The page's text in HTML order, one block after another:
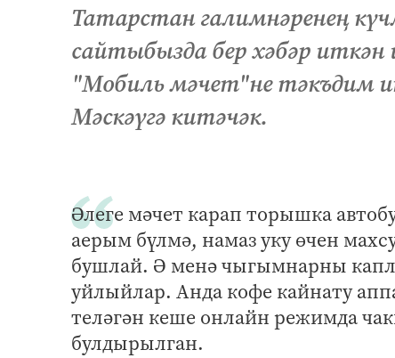
Татарстан галимнәренең
сайтыбызда бер хәбәр иткән
"Мобиль мәчет"не тәкъдим
Мәскәүгә китәчәк.
Әлеге мәчет карап торышка
аерым бүлмә, намаз уку өчен
бушлай. Ә менә чыгымнарны
уйлыйлар. Анда кофе кайнату
теләгән кеше онлайн режимда
булдырылган.